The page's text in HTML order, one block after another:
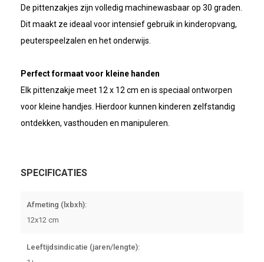
De pittenzakjes zijn volledig machinewasbaar op 30 graden.
Dit maakt ze ideaal voor intensief gebruik in kinderopvang,
peuterspeelzalen en het onderwijs.
Perfect formaat voor kleine handen
Elk pittenzakje meet 12 x 12 cm en is speciaal ontworpen
voor kleine handjes. Hierdoor kunnen kinderen zelfstandig
ontdekken, vasthouden en manipuleren.
SPECIFICATIES
Afmeting (lxbxh):
12x12 cm
Leeftijdsindicatie (jaren/lengte):